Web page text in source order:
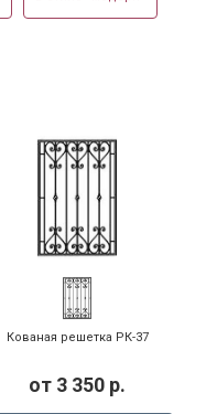
Кованая решетка РК-37
от 3 350 р.